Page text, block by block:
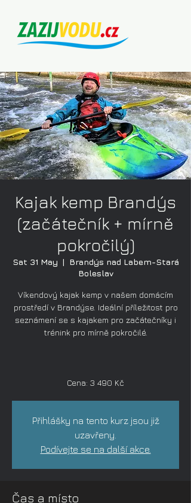
Kajak kemp Brandýs
(začátečník + mírně
pokročilý)
Sat 31 May
  |
Brandýs nad Labem-Stará
Boleslav
Víkendový kajak kemp v našem domácím
prostředí v Brandýse. Ideální příležitost pro
seznámení se s kajakem pro začátečníky i
trénink pro mírně pokročilé.
Cena: 3 490 Kč
Přihlášky na tento kurz jsou již
uzavřeny.
Podívejte se na další akce.
Čas a místo